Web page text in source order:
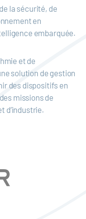
la sécurité, de
en
embarquée.
et de
solution de gestion
des dispositifs en
missions de
d’industrie.